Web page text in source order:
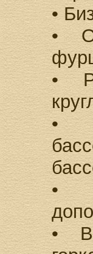
•
•
•
•
•
• В